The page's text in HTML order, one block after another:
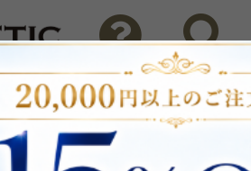
問い合わせ 検索
い物でポイントプレゼント！